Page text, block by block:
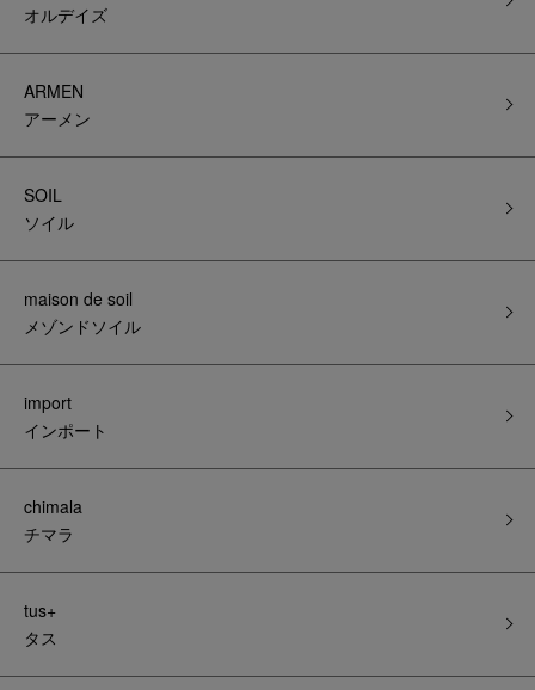
オルデイズ
ARMEN
アーメン
SOIL
ソイル
maison de soil
メゾンドソイル
import
インポート
chimala
チマラ
tus+
タス